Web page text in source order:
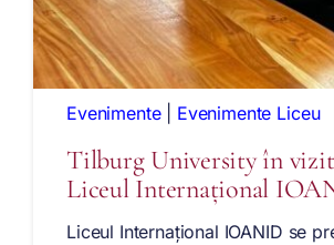
Evenimente| Evenimente Liceu
Tilburg University în
Liceul Internațional
Liceul Internațional IOANID se